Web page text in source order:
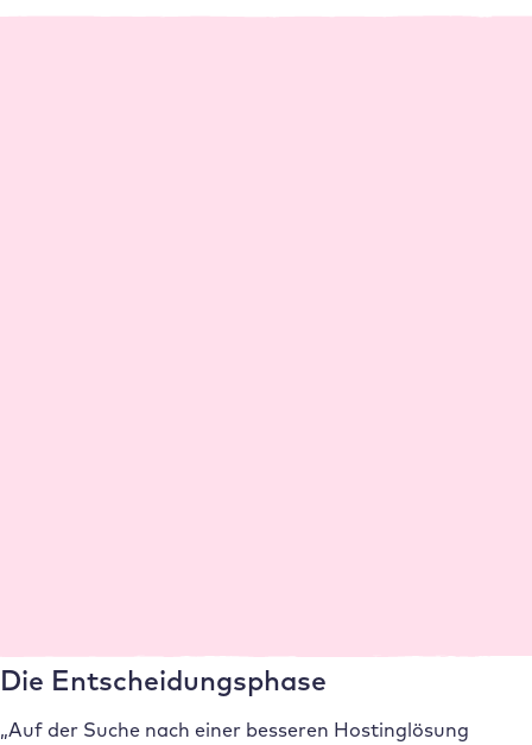
Die Entscheidungsphase
„Auf der Suche nach einer besseren Hostinglösung